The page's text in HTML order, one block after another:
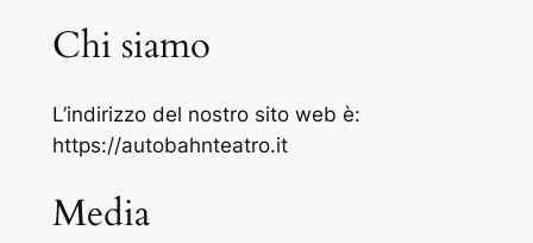
Chi siamo
L’indirizzo del nostro sito web è:
https://autobahnteatro.it
Media